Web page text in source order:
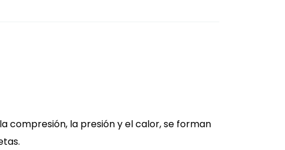
compresión, la presión y el calor, se forman